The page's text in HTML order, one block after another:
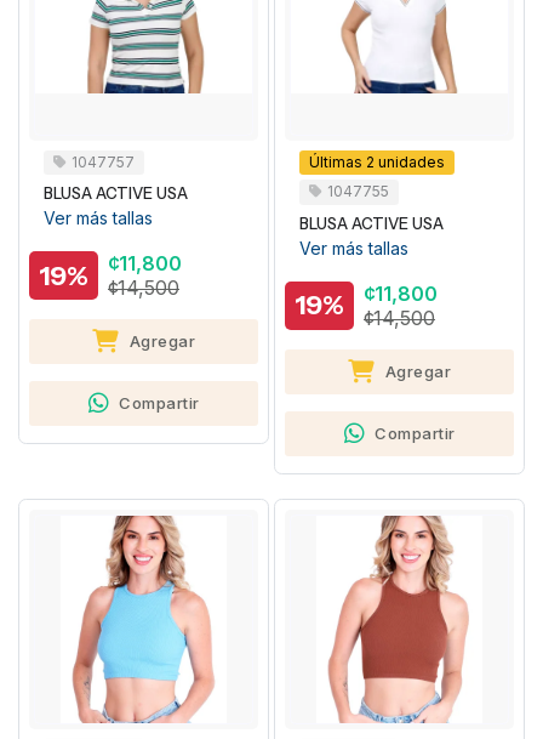
1047757
BLUSA ACTIVE USA
Ver más tallas
19%
¢11,800
¢14,500
Agregar
Compartir
Últimas 2 unidades
1047755
BLUSA ACTIVE USA
Ver más tallas
19%
¢11,800
¢14,500
Agregar
Compartir